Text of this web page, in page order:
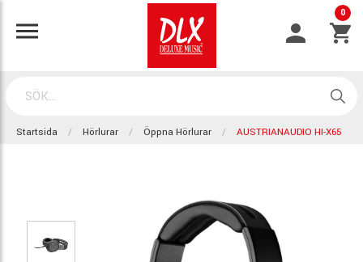
0
Startsida Hörlurar Öppna Hörlurar AUSTRIANAUDIO HI-X65